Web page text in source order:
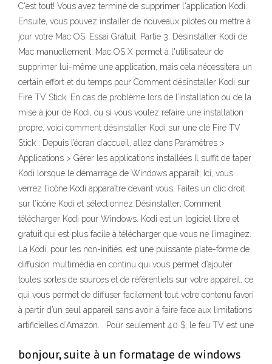
C'est tout! Vous avez terminé de supprimer l'application Kodi.
Ensuite, vous pouvez installer de nouveaux pilotes ou mettre à
jour votre Mac OS. Essai Gratuit. Partie 3. Désinstaller Kodi de
Mac manuellement. Mac OS X permet à l'utilisateur de
supprimer lui-même une application, mais cela nécessitera un
certain effort et du temps pour Comment désinstaller Kodi sur
Fire TV Stick. En cas de problème lors de l’installation ou de la
mise à jour de Kodi, ou si vous voulez refaire une installation
propre, voici comment désinstaller Kodi sur une clé Fire TV
Stick : Depuis l’écran d’accueil, allez dans Paramètres >
Applications > Gérer les applications installées Il suffit de taper
Kodi lorsque le démarrage de Windows apparaît; Ici, vous
verrez l’icône Kodi apparaître devant vous; Faites un clic droit
sur l’icône Kodi et sélectionnez Désinstaller; Comment
télécharger Kodi pour Windows. Kodi est un logiciel libre et
gratuit qui est plus facile à télécharger que vous ne l’imaginez.
La Kodi, pour les non-initiés, est une puissante plate-forme de
diffusion multimédia en continu qui vous permet d’ajouter
toutes sortes de sources et de référentiels sur votre appareil, ce
qui vous permet de diffuser facilement tout votre contenu favori
à partir d’un seul appareil sans avoir à faire face aux limitations
artificielles d’Amazon. . Pour seulement 40 $, le feu TV est une
bonjour, suite à un formatage de windows